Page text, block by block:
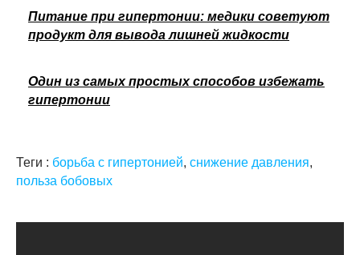
Питание при гипертонии: медики советуют
продукт для вывода лишней жидкости
Один из самых простых способов избежать
гипертонии
Теги : борьба с гипертонией, снижение давления,
польза бобовых